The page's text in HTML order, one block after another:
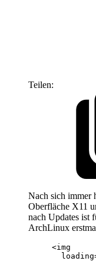
Teilen:
Nach sich immer
Oberfläche X11
nach Updates ist
ArchLinux
<img